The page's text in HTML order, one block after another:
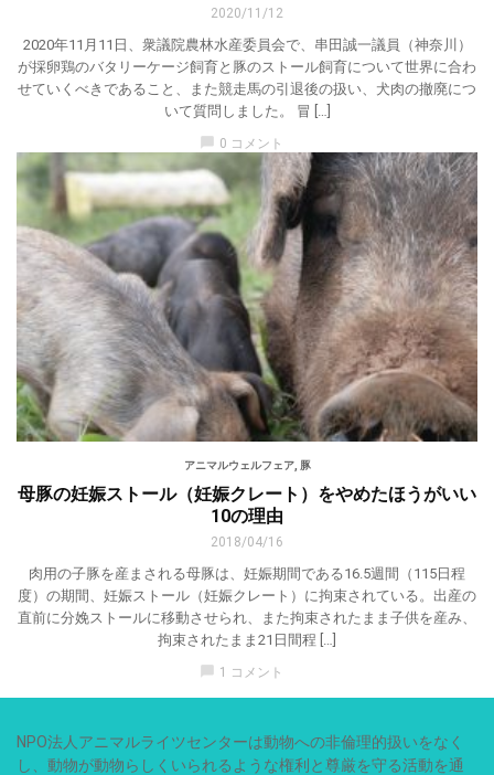
2020/11/12
2020年11月11日、衆議院農林水産委員会で、串田誠一議員（神奈川）
が採卵鶏のバタリーケージ飼育と豚のストール飼育について世界に合わ
せていくべきであること、また競走馬の引退後の扱い、犬肉の撤廃につ
いて質問しました。 冒 […]
chat_bubble 0 コメント
アニマルウェルフェア, 豚
母豚の妊娠ストール（妊娠クレート）をやめたほうがいい
10の理由
2018/04/16
肉用の子豚を産まされる母豚は、妊娠期間である16.5週間（115日程
度）の期間、妊娠ストール（妊娠クレート）に拘束されている。出産の
直前に分娩ストールに移動させられ、また拘束されたまま子供を産み、
拘束されたまま21日間程 […]
1 コメント
NPO法人アニマルライツセンターは動物への非倫理的扱いをなく
し、動物が動物らしくいられるような権利と尊厳を守る活動を通